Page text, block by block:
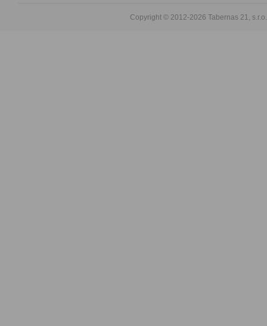
Copyright © 2012-2026 Tabernas 21, s.r.o.